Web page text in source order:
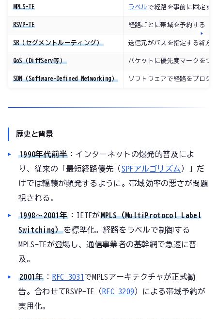
MPLS-TE ラベルで経路を事前に固定す
RSVP-TE 経路ごとに帯域を予約する
SR（セグメントルーティング） 送信元がパスを指定する新方
QoS（DiffServ等） パケットに優先度マークをつ
SDN（Software-Defined Networking） ソフトウェアで経路をプログ
歴史と背景
1990年代前半 ：インターネットの爆発的普及によ
り、従来の「最短経路優先（ SPFアルゴリズム ）」だ
けでは輻輳が頻発するように。帯域効率の悪さが問題
視される。
1998〜2001年：IETFがMPLS（MultiProtocol Label
Switching）を標準化。経路をラベルで制御する
MPLS-TEが登場し、通信事業者の基幹網で急速に普
及。
2001年 ： RFC 3031 でMPLSアーキテクチャが正式勧
告。合わせてRSVP-TE（ RFC 3209 ）による帯域予約が
実用化。